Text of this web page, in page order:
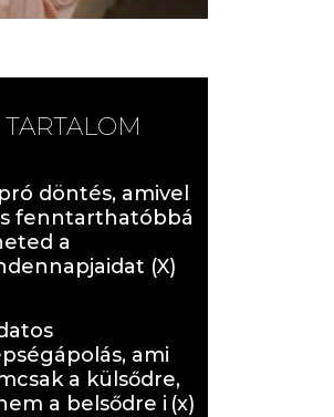
döntés, amivel
fenntarthatóbbá
a
(X)
ami
a külsődre,
a belsődre is